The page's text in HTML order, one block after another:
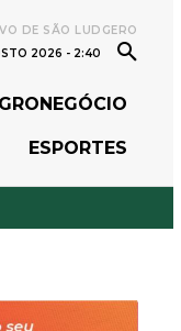
DE SÃO LUDGERO
2026 - 2:40
ESPORTES